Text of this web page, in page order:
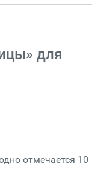
для
отмечается 10